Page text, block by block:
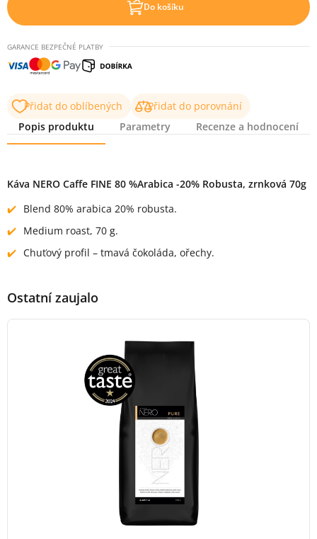
Do košíku
GARANCE BEZPEČNÉ PLATBY
Přidat do oblíbených
Přidat do porovnání
Popis produktu
Parametry Recenze a hodnocení
Káva NERO Caffe FINE 80 %Arabica -20% Robusta, zrnková 70g
Blend 80% arabica 20% robusta.
Medium roast, 70 g.
Chuťový profil – tmavá čokoláda, ořechy.
Ostatní zaujalo